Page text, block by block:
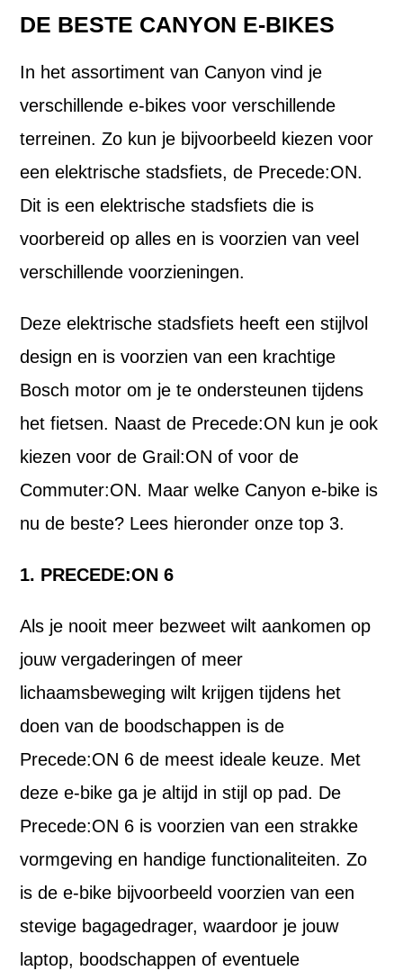
DE BESTE CANYON E-BIKES
In het assortiment van Canyon vind je
verschillende e-bikes voor verschillende
terreinen. Zo kun je bijvoorbeeld kiezen voor
een elektrische stadsfiets, de Precede:ON.
Dit is een elektrische stadsfiets die is
voorbereid op alles en is voorzien van veel
verschillende voorzieningen.
Deze elektrische stadsfiets heeft een stijlvol
design en is voorzien van een krachtige
Bosch motor om je te ondersteunen tijdens
het fietsen. Naast de Precede:ON kun je ook
kiezen voor de Grail:ON of voor de
Commuter:ON. Maar welke Canyon e-bike is
nu de beste? Lees hieronder onze top 3.
1. PRECEDE:ON 6
Als je nooit meer bezweet wilt aankomen op
jouw vergaderingen of meer
lichaamsbeweging wilt krijgen tijdens het
doen van de boodschappen is de
Precede:ON 6 de meest ideale keuze. Met
deze e-bike ga je altijd in stijl op pad. De
Precede:ON 6 is voorzien van een strakke
vormgeving en handige functionaliteiten. Zo
is de e-bike bijvoorbeeld voorzien van een
stevige bagagedrager, waardoor je jouw
laptop, boodschappen of eventuele